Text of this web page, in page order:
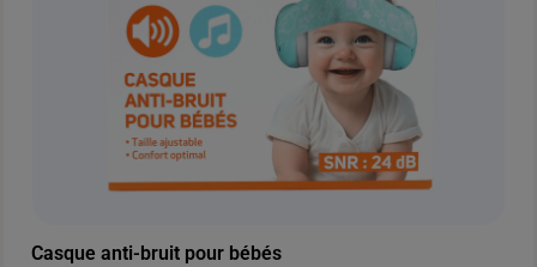
Casque anti-bruit pour bébés